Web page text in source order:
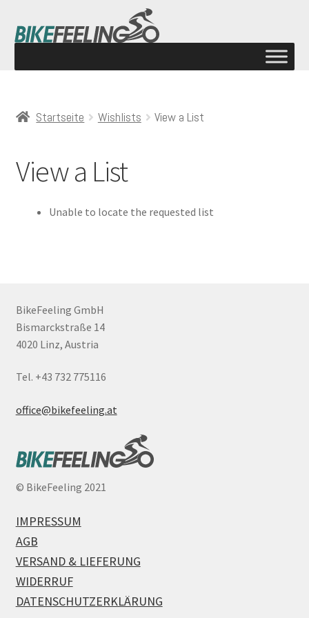
Startseite Wishlists View a List
View a List
Unable to locate the requested list
BikeFeeling GmbH
Bismarckstraße 14
4020 Linz, Austria
Tel. +43 732 775116
office@bikefeeling.at
© BikeFeeling 2021
IMPRESSUM
AGB
VERSAND & LIEFERUNG
WIDERRUF
DATENSCHUTZERKLÄRUNG